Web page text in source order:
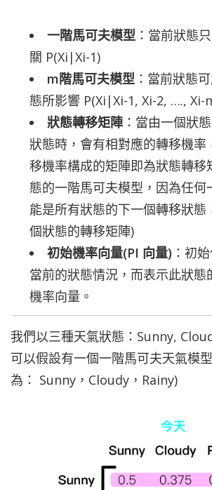
一階馬可夫模型 ：當前狀態
關 P(Xi|Xi-1)
m階馬可夫模型 ：當前狀態
態所影響 P(Xi|Xi-1, Xi-2, …., Xi-
狀態轉移矩陣 ：當由一個狀
狀態時，會有相對應的轉移機率
移機率構成的矩陣即為狀態轉移
態的一階馬可夫模型，因為任何
能是所有狀態的下一個轉移狀
個狀態的轉移矩陣)
初始機率向量(PI 向量) ：初
當前的狀態情況，而表示此狀態
機率向量。
我們以三種天氣狀態：Sunny,
可以假設有一個一階馬可夫天氣模
為： Sunny，Cloudy，Rainy)